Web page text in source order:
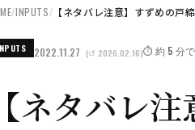
/INPUTS/ 【ネタバレ注意】すずめの戸
2022.11.27 (↺ 2026.02.16)⏱️ 約 5 分
【ネタバレ